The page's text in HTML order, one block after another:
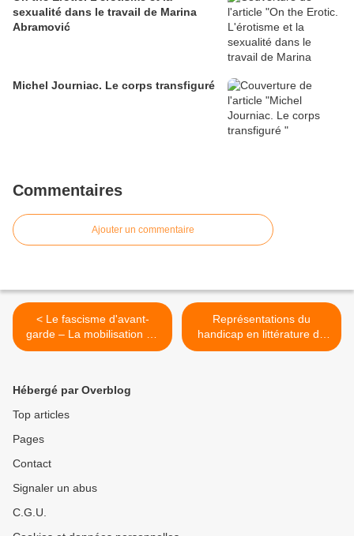
sexualité dans le travail de Marina
Abramović
Michel Journiac. Le corps transfiguré
Commentaires
Ajouter un commentaire
< Le fascisme d'avant-
garde – La mobilisation du
mythe, de l'art et de la
Représentations du
handicap en littérature de
jeunesse et sur les scènes
Hébergé par Overblog
Top articles
Pages
Contact
Signaler un abus
C.G.U.